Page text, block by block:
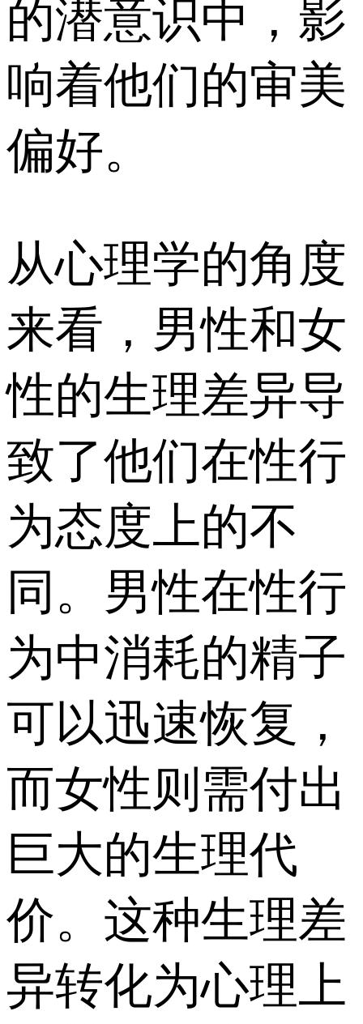
的潜意识中，影
响着他们的审美
偏好。
从心理学的角度
来看，男性和女
性的生理差异导
致了他们在性行
为态度上的不
同。男性在性行
为中消耗的精子
可以迅速恢复，
而女性则需付出
巨大的生理代
价。这种生理差
异转化为心理上